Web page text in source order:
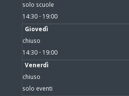
solo scuole
14:30 - 19:00
Giovedì
chiuso
14:30 - 19:00
Venerdì
chiuso
solo eventi